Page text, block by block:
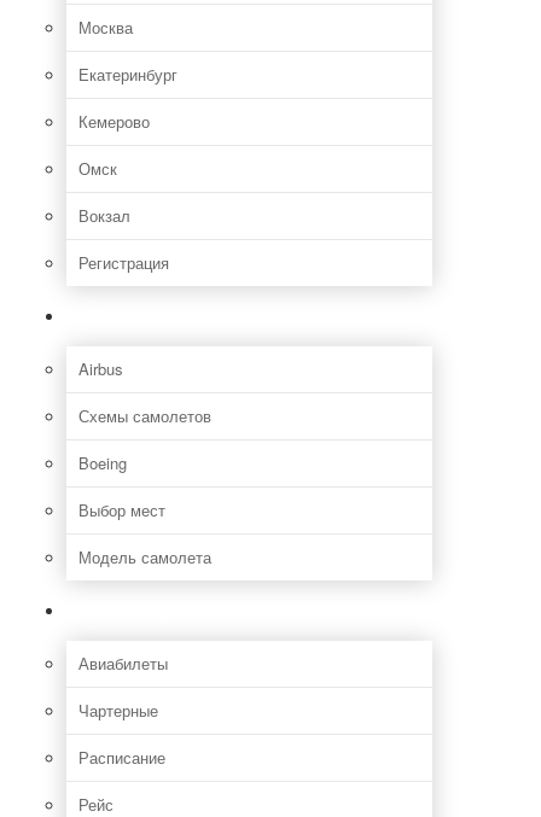
Москва
Екатеринбург
Кемерово
Омск
Вокзал
Регистрация
Airbus
Схемы самолетов
Boeing
Выбор мест
Модель самолета
Авиабилеты
Чартерные
Расписание
Рейс